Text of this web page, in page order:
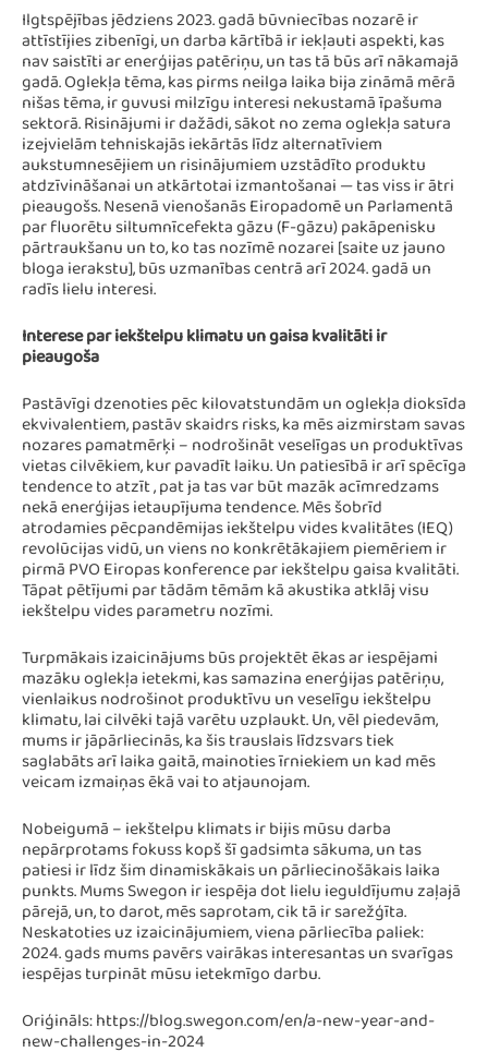
Ilgtspējības jēdziens 2023. gadā būvniecības nozarē ir
attīstījies zibenīgi, un darba kārtībā ir iekļauti aspekti, kas
nav saistīti ar enerģijas patēriņu, un tas tā būs arī nākamajā
gadā. Oglekļa tēma, kas pirms neilga laika bija zināmā mērā
nišas tēma, ir guvusi milzīgu interesi nekustamā īpašuma
sektorā. Risinājumi ir dažādi, sākot no zema oglekļa satura
izejvielām tehniskajās iekārtās līdz alternatīviem
aukstumnesējiem un risinājumiem uzstādīto produktu
atdzīvināšanai un atkārtotai izmantošanai — tas viss ir ātri
pieaugošs. Nesenā vienošanās Eiropadomē un Parlamentā
par fluorētu siltumnīcefekta gāzu (F-gāzu) pakāpenisku
pārtraukšanu un to, ko tas nozīmē nozarei [saite uz jauno
bloga ierakstu], būs uzmanības centrā arī 2024. gadā un
radīs lielu interesi.
Interese par iekštelpu klimatu un gaisa kvalitāti ir
pieaugoša
Pastāvīgi dzenoties pēc kilovatstundām un oglekļa dioksīda
ekvivalentiem, pastāv skaidrs risks, ka mēs aizmirstam savas
nozares pamatmērķi – nodrošināt veselīgas un produktīvas
vietas cilvēkiem, kur pavadīt laiku. Un patiesībā ir arī spēcīga
tendence to atzīt , pat ja tas var būt mazāk acīmredzams
nekā enerģijas ietaupījuma tendence. Mēs šobrīd
atrodamies pēcpandēmijas iekštelpu vides kvalitātes (IEQ)
revolūcijas vidū, un viens no konkrētākajiem piemēriem ir
pirmā PVO Eiropas konference par iekštelpu gaisa kvalitāti.
Tāpat pētījumi par tādām tēmām kā akustika atklāj visu
iekštelpu vides parametru nozīmi.
Turpmākais izaicinājums būs projektēt ēkas ar iespējami
mazāku oglekļa ietekmi, kas samazina enerģijas patēriņu,
vienlaikus nodrošinot produktīvu un veselīgu iekštelpu
klimatu, lai cilvēki tajā varētu uzplaukt. Un, vēl piedevām,
mums ir jāpārliecinās, ka šis trauslais līdzsvars tiek
saglabāts arī laika gaitā, mainoties īrniekiem un kad mēs
veicam izmaiņas ēkā vai to atjaunojam.
Nobeigumā – iekštelpu klimats ir bijis mūsu darba
nepārprotams fokuss kopš šī gadsimta sākuma, un tas
patiesi ir līdz šim dinamiskākais un pārliecinošākais laika
punkts. Mums Swegon ir iespēja dot lielu ieguldījumu zaļajā
pārejā, un, to darot, mēs saprotam, cik tā ir sarežģīta.
Neskatoties uz izaicinājumiem, viena pārliecība paliek:
2024. gads mums pavērs vairākas interesantas un svarīgas
iespējas turpināt mūsu ietekmīgo darbu.
Oriģināls: https://blog.swegon.com/en/a-new-year-and-